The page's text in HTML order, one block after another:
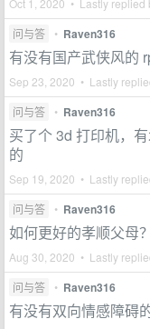
Oct 1, 2020 • Lastly replied
问与答 • Raven316
有没有国产武侠风的
Sep 23, 2020 • Lastly
问与答 • Raven316
买了个 3d 打印机，
的
Sep 19, 2020 • Lastly
问与答 • Raven316
如何更好的孝顺父母？
Aug 30, 2020 • Lastly
问与答 • Raven316
有没有双向情感障碍